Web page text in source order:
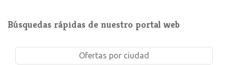
Búsquedas rápidas de nuestro portal web
Ofertas por ciudad